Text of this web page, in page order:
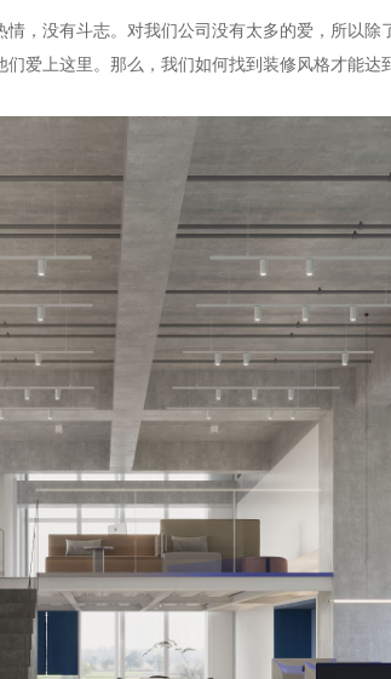
，没有斗志。对我们公司没有太多的爱，所以除
爱上这里。那么，我们如何找到装修风格才能